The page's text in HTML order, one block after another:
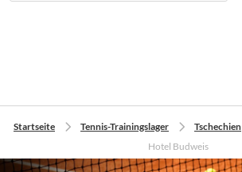
Startseite Tennis-Trainingslager Tschechien
Hotel Budweis